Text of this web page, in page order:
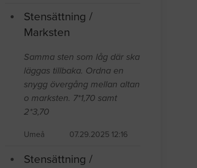
Stensättning /
Marksten
Samma sten som låg där ska
läggas tillbaka. Ordna en
snygg övergång mellan altan
o marksten. 7*1,70 samt
2*3,70
Umeå 07.29.2025 12:16
Stensättning /